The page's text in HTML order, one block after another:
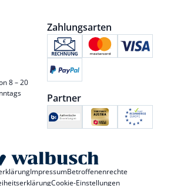
8 – 20
Zahlungsarten
Partner
ImpressumBetroffenenrechte
Cookie-Einstellungen